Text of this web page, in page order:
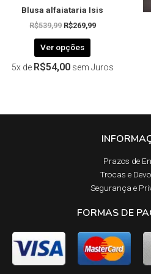
Blusa alfaiataria Isis
R$539,99 R$269,99
Ver opções
do
produto
5x de R$54,00 sem Juros
Prazos de
Trocas e
Segurança e
FORMAS DE